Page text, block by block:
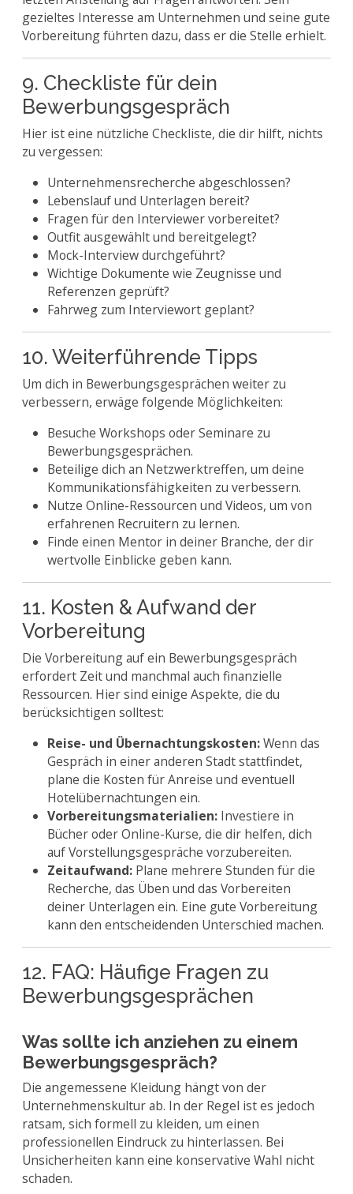
gezieltes Interesse am Unternehmen und seine gute
Vorbereitung führten dazu, dass er die Stelle erhielt.
9. Checkliste für dein
Bewerbungsgespräch
Hier ist eine nützliche Checkliste, die dir hilft, nichts
zu vergessen:
Unternehmensrecherche abgeschlossen?
Lebenslauf und Unterlagen bereit?
Fragen für den Interviewer vorbereitet?
Outfit ausgewählt und bereitgelegt?
Mock-Interview durchgeführt?
Wichtige Dokumente wie Zeugnisse und
Referenzen geprüft?
Fahrweg zum Interviewort geplant?
10. Weiterführende Tipps
Um dich in Bewerbungsgesprächen weiter zu
verbessern, erwäge folgende Möglichkeiten:
Besuche Workshops oder Seminare zu
Bewerbungsgesprächen.
Beteilige dich an Netzwerktreffen, um deine
Kommunikationsfähigkeiten zu verbessern.
Nutze Online-Ressourcen und Videos, um von
erfahrenen Recruitern zu lernen.
Finde einen Mentor in deiner Branche, der dir
wertvolle Einblicke geben kann.
11. Kosten & Aufwand der
Vorbereitung
Die Vorbereitung auf ein Bewerbungsgespräch
erfordert Zeit und manchmal auch finanzielle
Ressourcen. Hier sind einige Aspekte, die du
berücksichtigen solltest:
Reise- und Übernachtungskosten:Wenn das
Gespräch in einer anderen Stadt stattfindet,
plane die Kosten für Anreise und eventuell
Hotelübernachtungen ein.
Vorbereitungsmaterialien: Investiere in
Bücher oder Online-Kurse, die dir helfen, dich
auf Vorstellungsgespräche vorzubereiten.
Zeitaufwand: Plane mehrere Stunden für die
Recherche, das Üben und das Vorbereiten
deiner Unterlagen ein. Eine gute Vorbereitung
kann den entscheidenden Unterschied machen.
12. FAQ: Häufige Fragen zu
Bewerbungsgesprächen
Was sollte ich anziehen zu einem
Bewerbungsgespräch?
Die angemessene Kleidung hängt von der
Unternehmenskultur ab. In der Regel ist es jedoch
ratsam, sich formell zu kleiden, um einen
professionellen Eindruck zu hinterlassen. Bei
Unsicherheiten kann eine konservative Wahl nicht
schaden.